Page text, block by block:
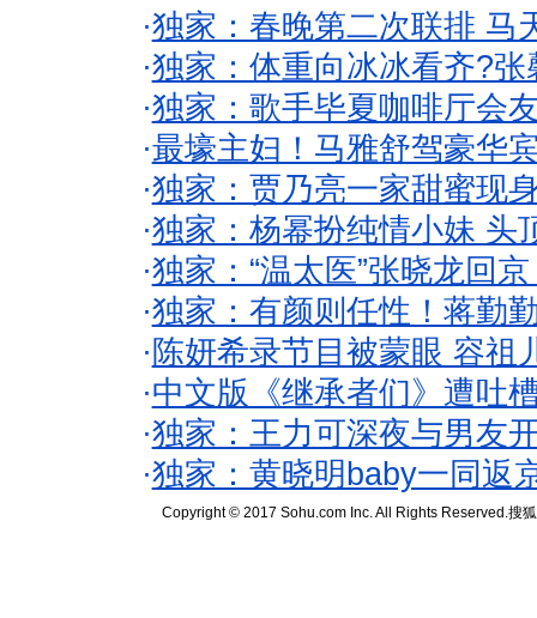
·独家：春晚第二次联排 马
·独家：体重向冰冰看齐?
·独家：歌手毕夏咖啡厅会
·最壕主妇！马雅舒驾豪华
·独家：贾乃亮一家甜蜜现
·独家：杨幂扮纯情小妹 头
·独家：“温太医”张晓龙回
·独家：有颜则任性！蒋勤
· 陈妍希录节目被蒙眼 容祖
·中文版《继承者们》遭吐
·独家：王力可深夜与男友
·独家：黄晓明baby一同返
Copyright © 2017 Sohu.com Inc. All Rights Reserved.搜